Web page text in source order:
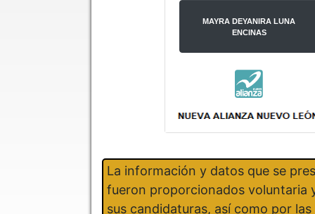
MAYRA DEYANIRA LUNA
ENCINAS
La información y datos que se
fueron proporcionados voluntaria
sus candidaturas, así como por